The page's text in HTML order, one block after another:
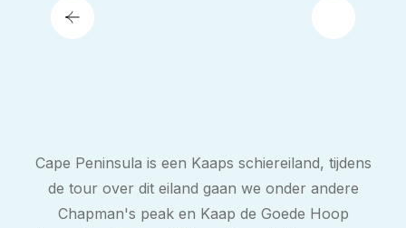
Cape Peninsula is een Kaaps schiereiland, tijdens
de tour over dit eiland gaan we onder andere
Chapman's peak en Kaap de Goede Hoop